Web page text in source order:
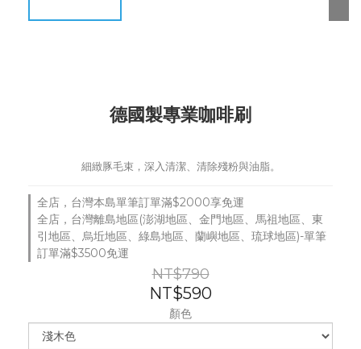
德國製專業咖啡刷
細緻豚毛束，深入清潔、清除殘粉與油脂。
全店，台灣本島單筆訂單滿$2000享免運
全店，台灣離島地區(澎湖地區、金門地區、馬祖地區、東
引地區、烏坵地區、綠島地區、蘭嶼地區、琉球地區)-單筆
訂單滿$3500免運
NT$790
NT$590
顏色